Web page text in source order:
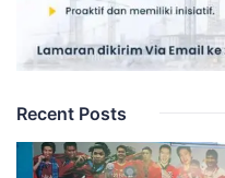
Recent Posts